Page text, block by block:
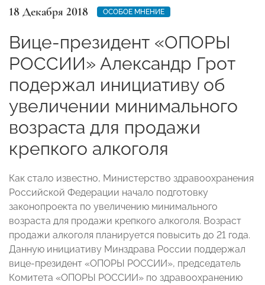
18 Декабря 2018 ОСОБОЕ МНЕНИЕ
Вице-президент «ОПОРЫ
РОССИИ» Александр Грот
подержал инициативу об
увеличении минимального
возраста для продажи
крепкого алкоголя
Как стало известно, Министерство здравоохранения
Российской Федерации начало подготовку
законопроекта по увеличению минимального
возраста для продажи крепкого алкоголя. Возраст
продажи алкоголя планируется повысить до 21 года.
Данную инициативу Минздрава России поддержал
вице-президент «ОПОРЫ РОССИИ», председатель
Комитета «ОПОРЫ РОССИИ» по здравоохранению